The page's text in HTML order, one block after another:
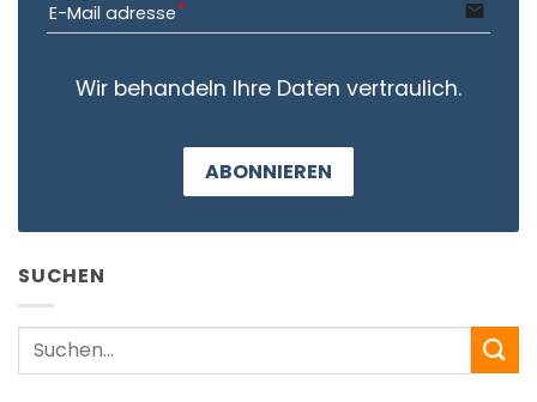
E-Mail adresse email
Wir behandeln Ihre Daten vertraulich.
ABONNIEREN
SUCHEN
Search